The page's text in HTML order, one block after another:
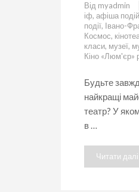
Від myadmin
іф, афіша
події, Івано-
Космос,
класи, музеї,
Кіно «Люм'єр»
Будьте
найкращі
театр? У
в …
Читати далі